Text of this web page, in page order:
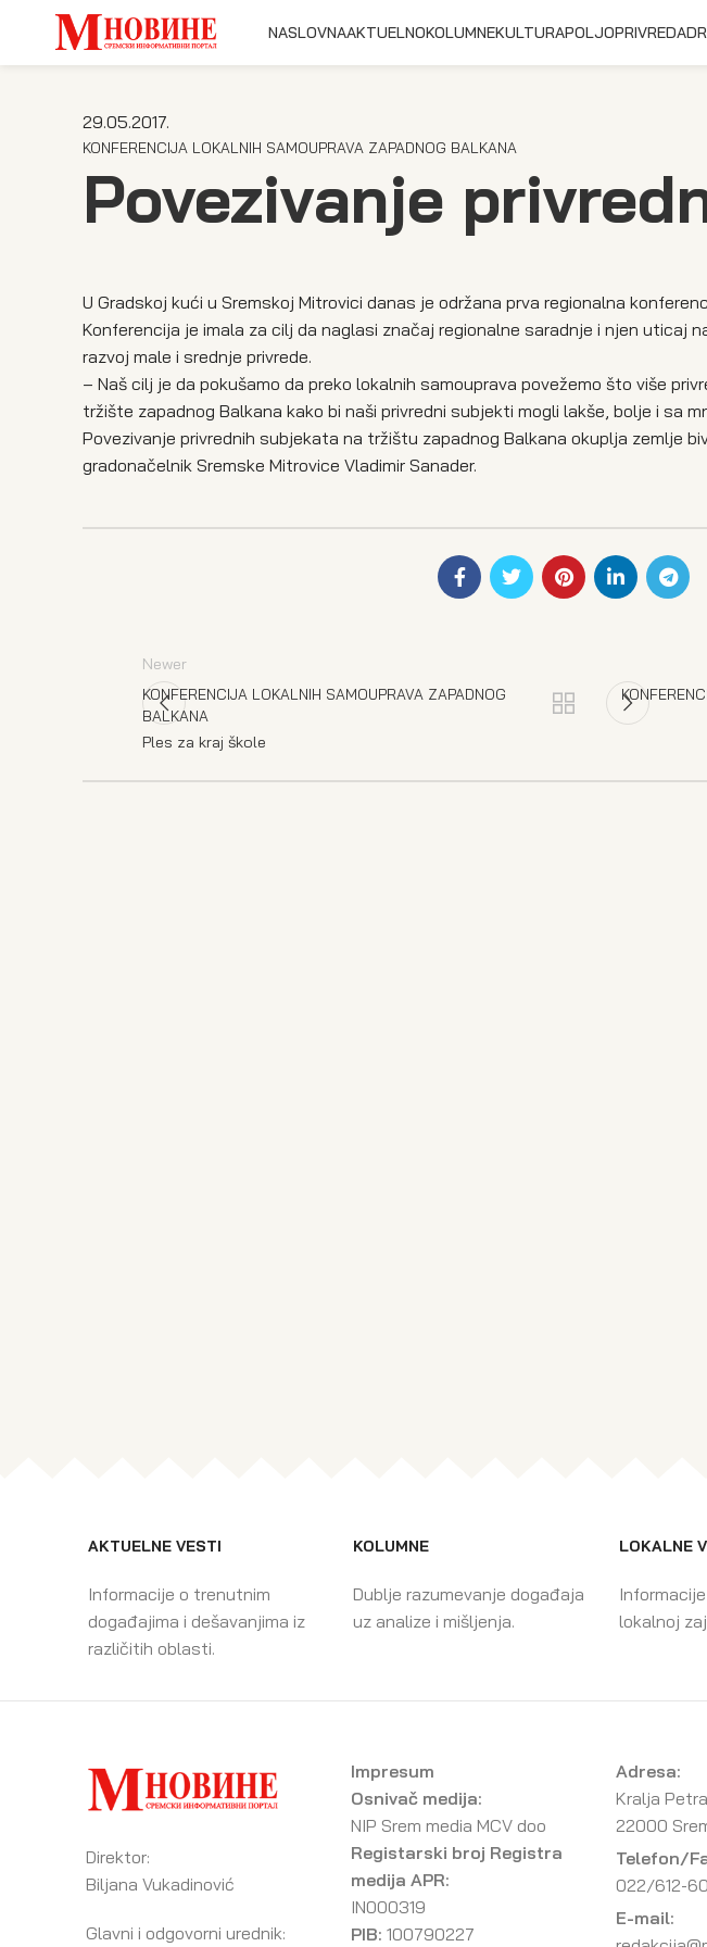
NASLOVNAAKTUELNOKOLUMNEKULTURAPOLJOPRIVREDA
29.05.2017.
KONFERENCIJA LOKALNIH SAMOUPRAVA ZAPADNOG BALKANA
Povezivanje
U Gradskoj kući u Sremskoj Mitrovici danas je održana prva regionalna
Konferencija je imala za cilj da naglasi značaj regionalne saradnje i njen uticaj
razvoj male i srednje privrede.
– Naš cilj je da pokušamo da preko lokalnih samouprava povežemo što više
tržište zapadnog Balkana kako bi naši privredni subjekti mogli lakše, bolje i sa
Povezivanje privrednih subjekata na tržištu zapadnog Balkana okuplja zemlje
gradonačelnik Sremske Mitrovice Vladimir Sanader.
Newer
KONFERENCIJA LOKALNIH SAMOUPRAVA ZAPADNOG
BALKANA
Ples za kraj škole
AKTUELNE VESTI
Informacije o trenutnim
događajima i dešavanjima iz
različitih oblasti.
KOLUMNE
Dublje razumevanje događaja
uz analize i mišljenja.
LOKALNE
lokalnoj
Direktor:
Biljana Vukadinović
Glavni i odgovorni urednik:
Impresum
Osnivač medija:
NIP Srem media MCV doo
Registarski broj Registra
medija APR:
IN000319
PIB: 100790227
Adresa:
Kralja
22000
Telefon/
022/612-
E-mail: